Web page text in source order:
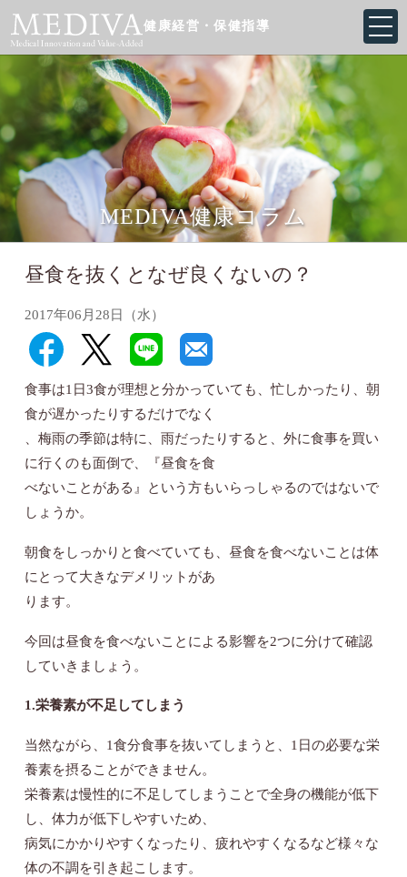
健康経営・保健指導
MEDIVA健康コラム
昼食を抜くとなぜ良くないの？
2017年06月28日（水）
食事は1日3食が理想と分かっていても、忙しかったり、朝
食が遅かったりするだけでなく
、梅雨の季節は特に、雨だったりすると、外に食事を買い
に行くのも面倒で、『昼食を食
べないことがある』という方もいらっしゃるのではないで
しょうか。
朝食をしっかりと食べていても、昼食を食べないことは体
にとって大きなデメリットがあ
ります。
今回は昼食を食べないことによる影響を2つに分けて確認
していきましょう。
1.栄養素が不足してしまう
当然ながら、1食分食事を抜いてしまうと、1日の必要な栄
養素を摂ることができません。
栄養素は慢性的に不足してしまうことで全身の機能が低下
し、体力が低下しやすいため、
病気にかかりやすくなったり、疲れやすくなるなど様々な
体の不調を引き起こします。